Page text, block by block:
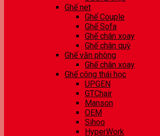
Ghế net
Ghế Couple
Ghế Sofa
Ghế chân xoay
Ghế chân quỳ
Ghế văn phòng
Ghế chân xoay
Ghế công thái học
UPGEN
GTChair
Manson
OEM
Sihoo
HyperWork